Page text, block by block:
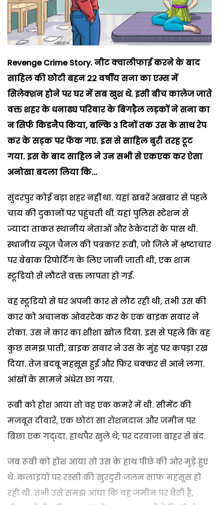
Revenge Crime Story. नीटक्वालीफाईकरनेकेबाद
साहिलकीछोटीबहन22वर्षीयसनाकाएम्समें
सिलेक्शनहोनेपरघरमेंसबखुश थे.इसीबीचकालेजजाते
वक्त शहरके धनाढ्यपरिवारकेबिगड़ैललड़कोंनेसनाका
नसिर्फकिडनैपकिया,बल्कि3दिनोंतकउसकेसाथरेप
करकेसड़कपरफेंकगए.इससेसाहिलबुरीतरहटूट
गया.इसकेबादसाहिलनेउनसभीसेएकएककरऐसा
अनोखाबदलालियाकि...
सुंदरपुर कोई बड़ा शहर नहीं था. यहां खबरें अखबार से पहले
चाय की दुकानों पर पहुंचती थीं. यहां पुलिस स्टेशन से
ज्यादा ताकत स्थानीय नेताओं और ठेकेदारों के पास थी.
स्थानीय न्यूज चैनल की पत्रकार रूबी, जो जिले में भ्रष्टाचार
पर बेबाक रिपोर्टिंग के लिए जानी जाती थी, एक शाम
स्टूडियो से लौटते वक्त लापता हो गई.
वह स्टूडियो से घर अपनी कार से लौट रही थी, तभी उस की
कार को अचानक ओवरटेक कर के एक बाइक सवार ने
रोका. उस ने कार का शीशा खोल दिया. इस से पहले कि वह
कुछ समझ पाती, बाइक सवार ने उस के मुंह पर कपड़ा रख
दिया. तेज बदबू महसूस हुई और फिर चक्कर से आने लगा.
आंखों के सामने अंधेरा छा गया.
रूबी को होश आया तो वह एक कमरे में थी. सीमेंट की
मजबूत दीवारें, एक छोटा सा रोशनदान और जमीन पर
बिछा एक गद्ïदा. हाथपैर खुले थे, पर दरवाजा बाहर से बंद.
जब रूबी को होश आया तो उस के हाथ पीछे की ओर मुड़े हुए
थे. कलाइयों पर रस्सी की खुरदुरी जलन साफ महसूस हो
रही थी. तभी उसे समझ आया कि वह जमीन पर बैठी है,